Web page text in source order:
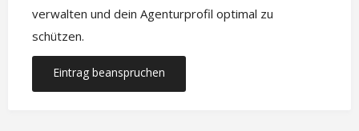
verwalten und dein Agenturprofil optimal zu
schützen.
Eintrag beanspruchen